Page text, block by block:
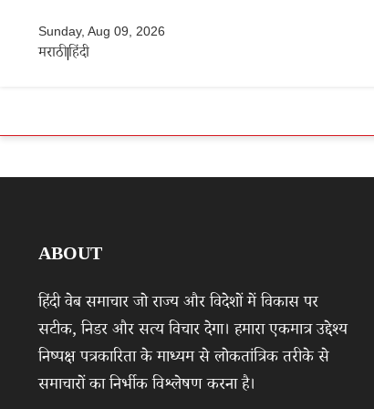
Sunday, Aug 09, 2026
मराठीहिंदी
ABOUT
हिंदी वेब समाचार जो राज्य और विदेशों में विकास पर
सटीक, निडर और सत्य विचार देगा। हमारा एकमात्र उद्देश्य
निष्पक्ष पत्रकारिता के माध्यम से लोकतांत्रिक तरीके से
समाचारों का निर्भीक विश्लेषण करना है।